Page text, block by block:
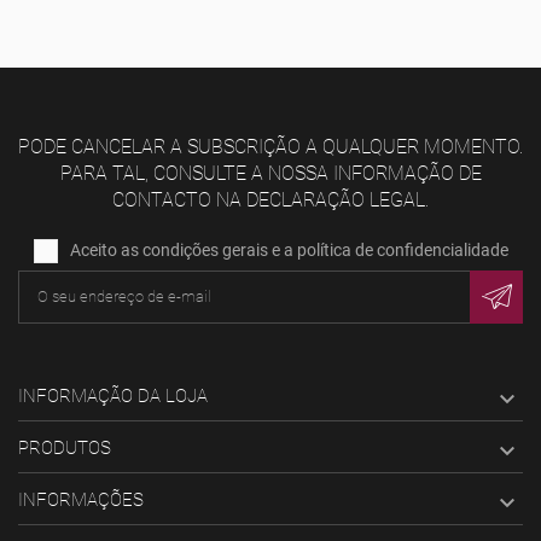
PODE CANCELAR A SUBSCRIÇÃO A QUALQUER MOMENTO.
PARA TAL, CONSULTE A NOSSA INFORMAÇÃO DE
CONTACTO NA DECLARAÇÃO LEGAL.
Aceito as condições gerais e a política de confidencialidade
INFORMAÇÃO DA LOJA 
PRODUTOS 
INFORMAÇÕES 